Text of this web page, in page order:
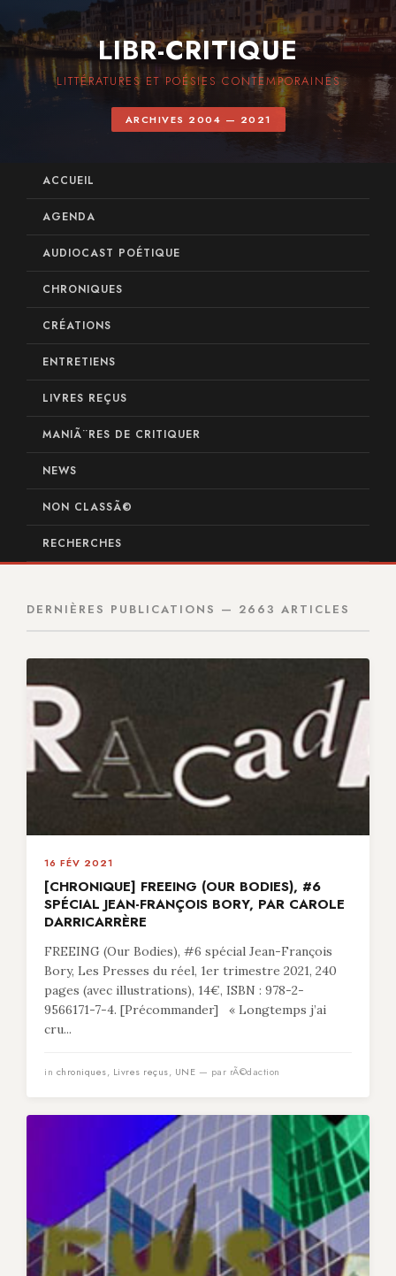
LIBR-CRITIQUE
LITTÉRATURES ET POÉSIES CONTEMPORAINES
ARCHIVES 2004 — 2021
ACCUEIL
AGENDA
AUDIOCAST POÉTIQUE
CHRONIQUES
CRÉATIONS
ENTRETIENS
LIVRES REÇUS
MANIÃ¨RES DE CRITIQUER
NEWS
NON CLASSÃ©
RECHERCHES
DERNIÈRES PUBLICATIONS — 2663 ARTICLES
16 FÉV 2021
[CHRONIQUE] FREEING (OUR BODIES), #6
SPÉCIAL JEAN-FRANÇOIS BORY, PAR CAROLE
DARRICARRÈRE
FREEING (Our Bodies), #6 spécial Jean-François
Bory, Les Presses du réel, 1er trimestre 2021, 240
pages (avec illustrations), 14€, ISBN : 978-2-
9566171-7-4. [Précommander] « Longtemps j’ai
cru...
in chroniques, Livres reçus, UNE — par rÃ©daction